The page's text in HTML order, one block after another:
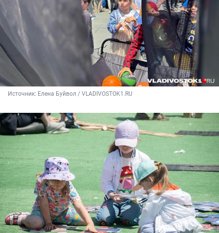
Источник: Елена Буйвол / VLADIVOSTOK1.RU